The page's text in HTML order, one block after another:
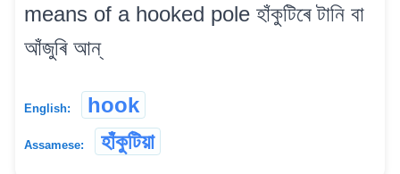
means of a hooked pole হাঁকুটিৰে টানি বা
আঁজুৰি আন্
English: hook
Assamese: হাঁকুটিয়া